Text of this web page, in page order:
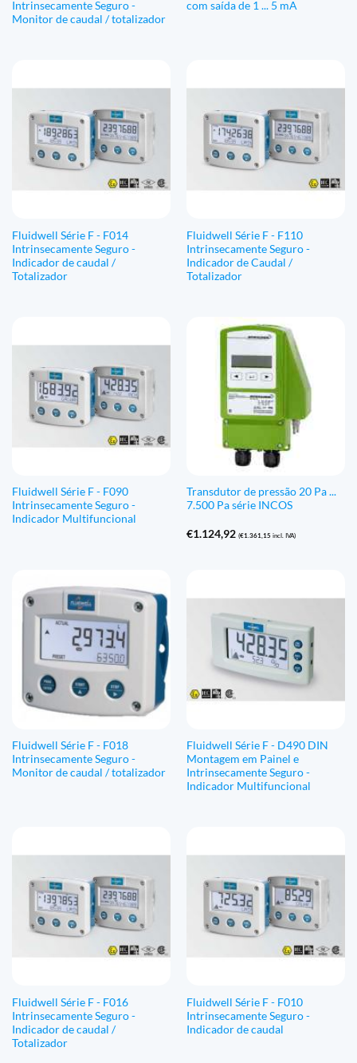
Intrinsecamente Seguro -
Monitor de caudal / totalizador
com saída de 1 ... 5 mA
Fluidwell Série F - F014
Intrinsecamente Seguro -
Indicador de caudal /
Totalizador
Fluidwell Série F - F110
Intrinsecamente Seguro -
Indicador de Caudal /
Totalizador
Fluidwell Série F - F090
Intrinsecamente Seguro -
Indicador Multifuncional
Transdutor de pressão 20 Pa ...
7.500 Pa série INCOS
€1.124,92 (€1.361,15 incl. IVA)
Fluidwell Série F - F018
Intrinsecamente Seguro -
Monitor de caudal / totalizador
Fluidwell Série F - D490 DIN
Montagem em Painel e
Intrinsecamente Seguro -
Indicador Multifuncional
Fluidwell Série F - F016
Intrinsecamente Seguro -
Indicador de caudal /
Totalizador
Fluidwell Série F - F010
Intrinsecamente Seguro -
Indicador de caudal